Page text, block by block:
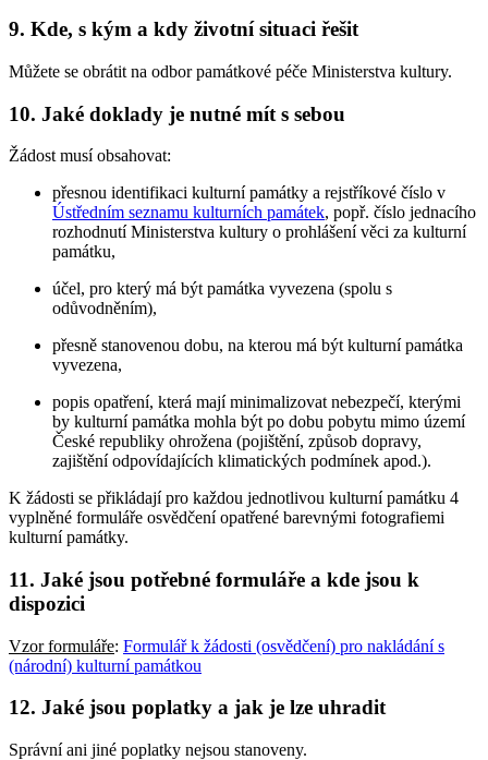
9. Kde, s kým a kdy životní situaci řešit
Můžete se obrátit na odbor památkové péče Ministerstva kultury.
10. Jaké doklady je nutné mít s sebou
Žádost musí obsahovat:
přesnou identifikaci kulturní památky a rejstříkové číslo v
Ústředním seznamu kulturních památek, popř. číslo jednacího
rozhodnutí Ministerstva kultury o prohlášení věci za kulturní
památku,
účel, pro který má být památka vyvezena (spolu s
odůvodněním),
přesně stanovenou dobu, na kterou má být kulturní památka
vyvezena,
popis opatření, která mají minimalizovat nebezpečí, kterými
by kulturní památka mohla být po dobu pobytu mimo území
České republiky ohrožena (pojištění, způsob dopravy,
zajištění odpovídajících klimatických podmínek apod.).
K žádosti se přikládají pro každou jednotlivou kulturní památku 4
vyplněné formuláře osvědčení opatřené barevnými fotografiemi
kulturní památky.
11. Jaké jsou potřebné formuláře a kde jsou k
dispozici
Vzor formuláře: Formulář k žádosti (osvědčení) pro nakládání s
(národní) kulturní památkou
12. Jaké jsou poplatky a jak je lze uhradit
Správní ani jiné poplatky nejsou stanoveny.